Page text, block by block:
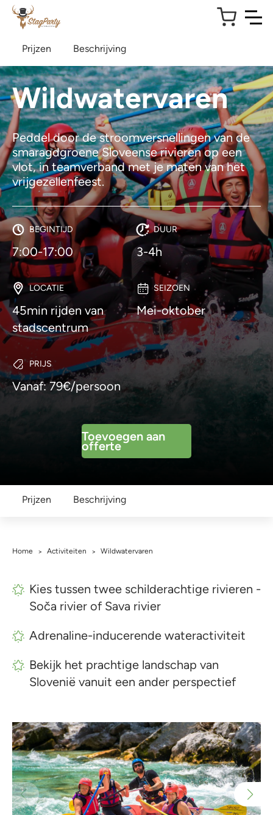
Wildwatervaren
Peddel door de stroomversnellingen van de
smaragdgroene Sloveense rivieren op een
vlot, in teamverband met je maten van het
vrijgezellenfeest.
BEGINTIJD
7:00-17:00
DUUR
3-4h
LOCATIE
45min rijden van
stadscentrum
SEIZOEN
Mei-oktober
PRIJS
Vanaf: 79€/persoon
Toevoegen aan
offerte
Prijzen Beschrijving
Prijzen Beschrijving
Home > Activiteiten > Wildwatervaren
Kies tussen twee schilderachtige rivieren -
Soča rivier of Sava rivier
Adrenaline-inducerende wateractiviteit
Bekijk het prachtige landschap van
Slovenië vanuit een ander perspectief